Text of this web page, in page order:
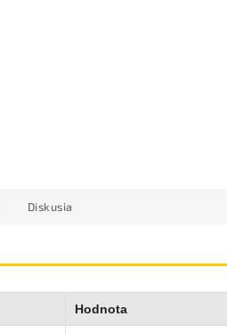
Diskusia
Hodnota